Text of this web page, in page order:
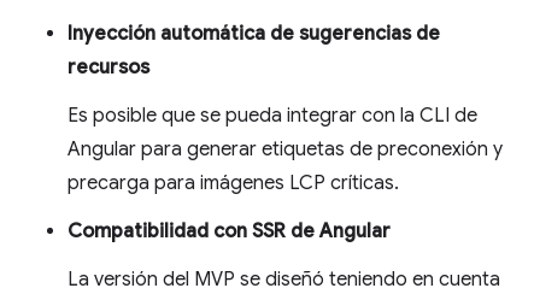
Inyección automática de sugerencias de
recursos
Es posible que se pueda integrar con la CLI de
Angular para generar etiquetas de preconexión y
precarga para imágenes LCP críticas.
Compatibilidad con SSR de Angular
La versión del MVP se diseñó teniendo en cuenta